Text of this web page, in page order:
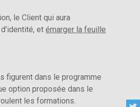
le Client qui aura
etémarger la feuille
figurent dans le programme
option proposée dans le
les formations.